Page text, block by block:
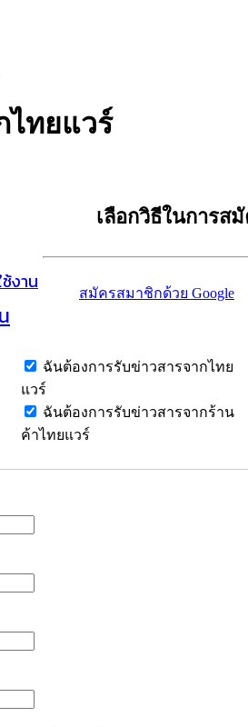
ทยแวร์
งาน
เลือกวิธีในการส
สมัครสมาชิกด้วย Google
ฉันต้องการรับข่าวสารจากไทย
แวร์
ฉันต้องการรับข่าวสารจากร้าน
ค้าไทยแวร์